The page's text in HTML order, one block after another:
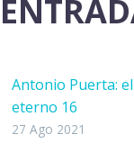
Antonio Puerta: el
eterno 16
Le faltaban 20
27 Ago 2021